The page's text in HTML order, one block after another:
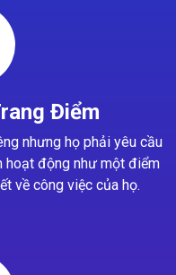
Điểm
nhưng họ phải yêu cầu
hoạt động như một điểm
về công việc của họ.